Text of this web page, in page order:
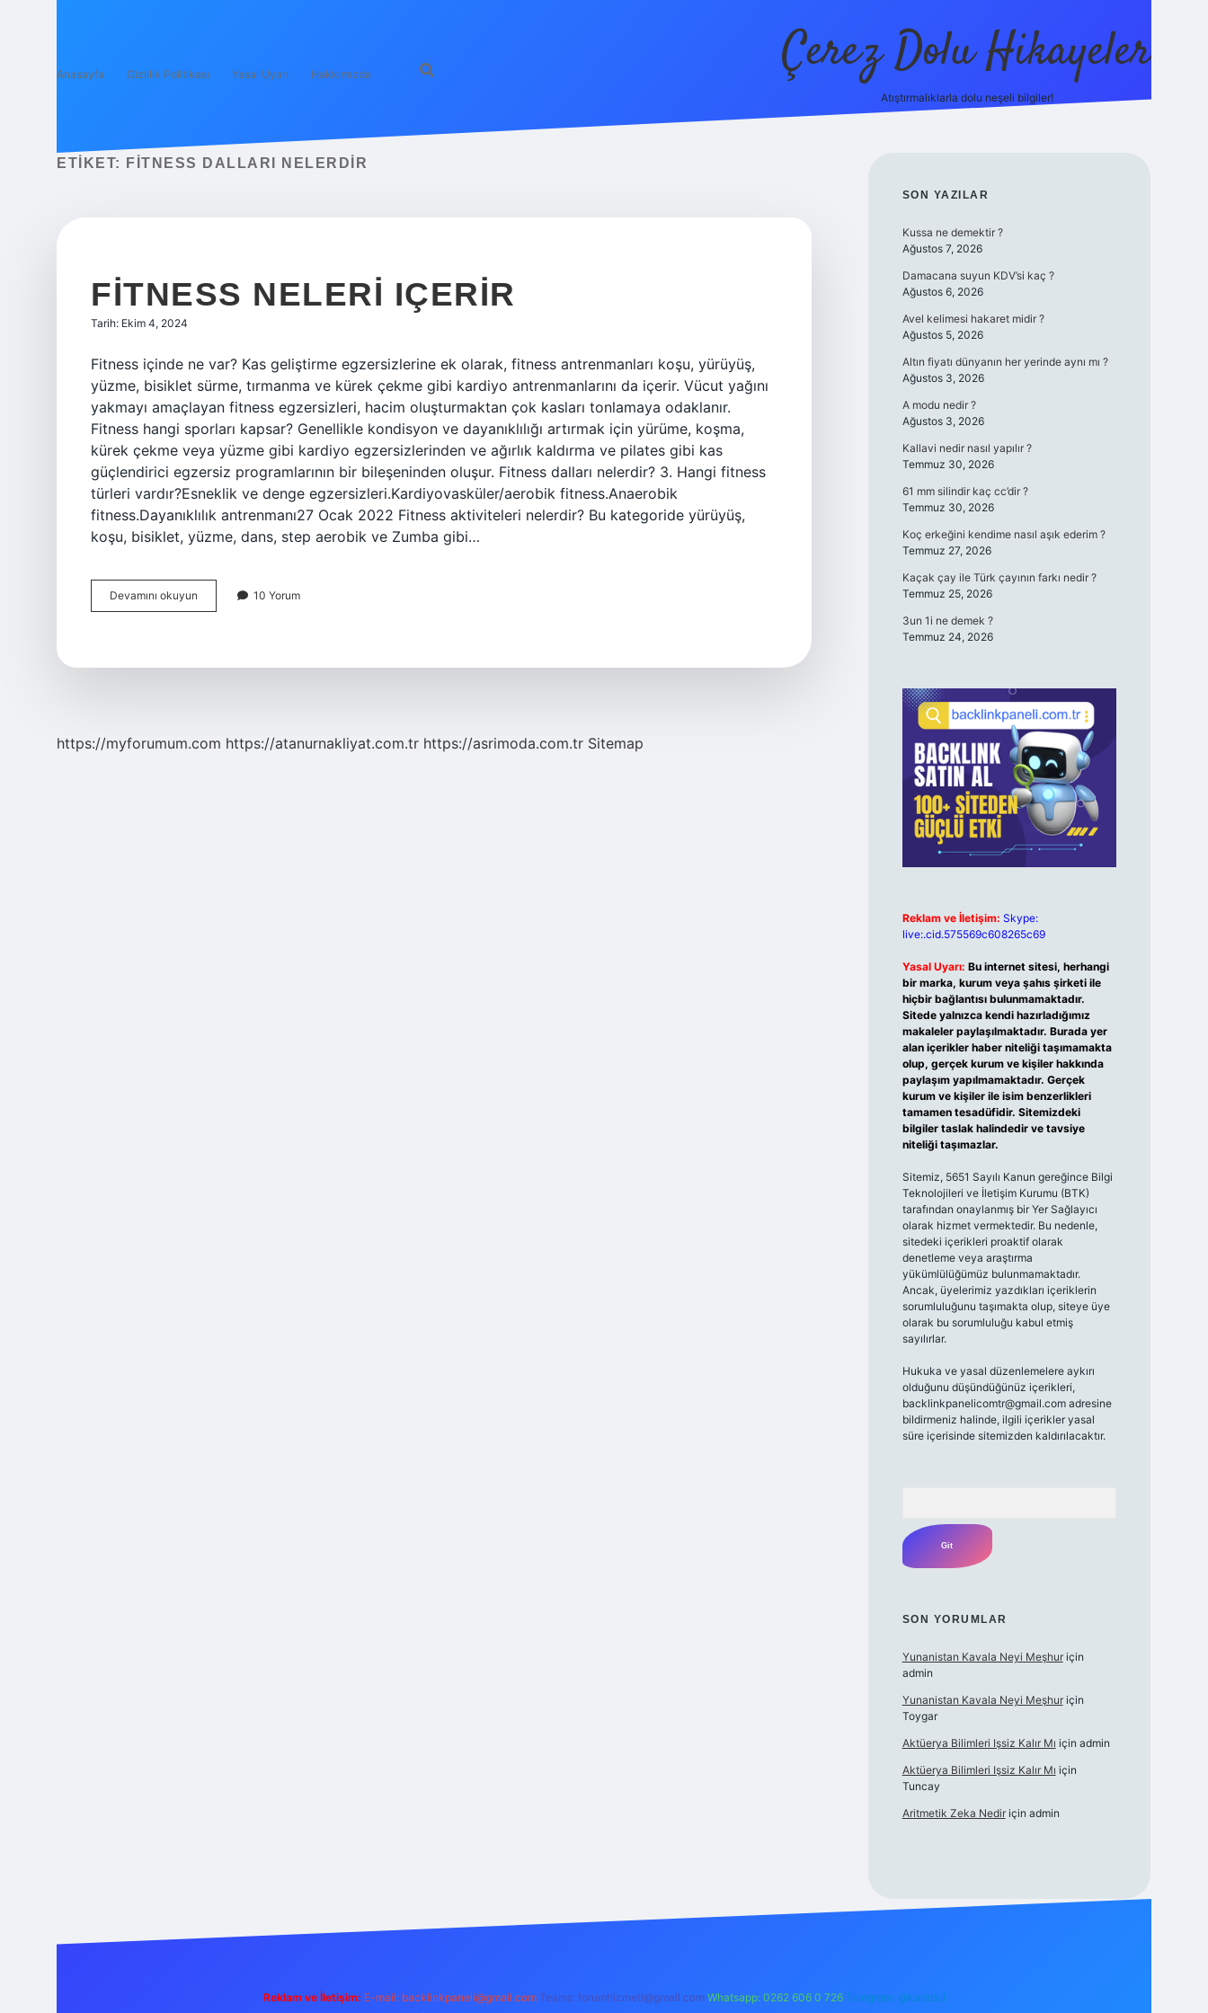
Anasayfa Gizlilik Politikası Yasal Uyarı Hakkımızda Çerez Dolu Hikayeler
Atıştırmalıklarla dolu neşeli bilgiler!
ETIKET: FITNESS DALLARI NELERDIR
FITNESS NELERI IÇERIR
Tarih: Ekim 4, 2024
Fitness içinde ne var? Kas geliştirme egzersizlerine ek olarak, fitness antrenmanları koşu, yürüyüş,
yüzme, bisiklet sürme, tırmanma ve kürek çekme gibi kardiyo antrenmanlarını da içerir. Vücut yağını
yakmayı amaçlayan fitness egzersizleri, hacim oluşturmaktan çok kasları tonlamaya odaklanır.
Fitness hangi sporları kapsar? Genellikle kondisyon ve dayanıklılığı artırmak için yürüme, koşma,
kürek çekme veya yüzme gibi kardiyo egzersizlerinden ve ağırlık kaldırma ve pilates gibi kas
güçlendirici egzersiz programlarının bir bileşeninden oluşur. Fitness dalları nelerdir? 3. Hangi fitness
türleri vardır?Esneklik ve denge egzersizleri.Kardiyovasküler/aerobik fitness.Anaerobik
fitness.Dayanıklılık antrenmanı27 Ocak 2022 Fitness aktiviteleri nelerdir? Bu kategoride yürüyüş,
koşu, bisiklet, yüzme, dans, step aerobik ve Zumba gibi…
Devamını okuyun
Neleri
10 Yorum
https://myforumum.com https://atanurnakliyat.com.tr https://asrimoda.com.tr Sitemap
SIDEBAR
SON YAZILAR
Kussa ne demektir ?
Ağustos 7, 2026
Damacana suyun KDV’si kaç ?
Ağustos 6, 2026
Avel kelimesi hakaret midir ?
Ağustos 5, 2026
Altın fiyatı dünyanın her yerinde aynı mı ?
Ağustos 3, 2026
A modu nedir ?
Ağustos 3, 2026
Kallavi nedir nasıl yapılır ?
Temmuz 30, 2026
61 mm silindir kaç cc’dir ?
Temmuz 30, 2026
Koç erkeğini kendime nasıl aşık ederim ?
Temmuz 27, 2026
Kaçak çay ile Türk çayının farkı nedir ?
Temmuz 25, 2026
3un 1i ne demek ?
Temmuz 24, 2026
Reklam ve İletişim: Skype:
live:.cid.575569c608265c69
Yasal Uyarı: Bu internet sitesi, herhangi
bir marka, kurum veya şahıs şirketi ile
hiçbir bağlantısı bulunmamaktadır.
Sitede yalnızca kendi hazırladığımız
makaleler paylaşılmaktadır. Burada yer
alan içerikler haber niteliği taşımamakta
olup, gerçek kurum ve kişiler hakkında
paylaşım yapılmamaktadır. Gerçek
kurum ve kişiler ile isim benzerlikleri
tamamen tesadüfidir. Sitemizdeki
bilgiler taslak halindedir ve tavsiye
niteliği taşımazlar.
Sitemiz, 5651 Sayılı Kanun gereğince Bilgi
Teknolojileri ve İletişim Kurumu (BTK)
tarafından onaylanmış bir Yer Sağlayıcı
olarak hizmet vermektedir. Bu nedenle,
sitedeki içerikleri proaktif olarak
denetleme veya araştırma
yükümlülüğümüz bulunmamaktadır.
Ancak, üyelerimiz yazdıkları içeriklerin
sorumluluğunu taşımakta olup, siteye üye
olarak bu sorumluluğu kabul etmiş
sayılırlar.
Hukuka ve yasal düzenlemelere aykırı
olduğunu düşündüğünüz içerikleri,
backlinkpanelicomtr@gmail.comadresine
bildirmeniz halinde, ilgili içerikler yasal
süre içerisinde sitemizden kaldırılacaktır.
SON YORUMLAR
Yunanistan Kavala Neyi Meşhuriçin
admin
Yunanistan Kavala Neyi Meşhuriçin
Toygar
Aktüerya Bilimleri Işsiz Kalır Mı için admin
Aktüerya Bilimleri Işsiz Kalır Mı için
Tuncay
Aritmetik Zeka Nediriçin admin
Reklam ve İletişim: E-mail: backlinkpaneli@gmail.com Teams: forumhizmeti@gmail.com Whatsapp: 0262 606 0 726 Telegram: @karabul